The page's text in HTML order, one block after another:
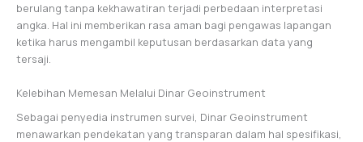
berulang tanpa kekhawatiran terjadi perbedaan interpretasi
angka. Hal ini memberikan rasa aman bagi pengawas lapangan
ketika harus mengambil keputusan berdasarkan data yang
tersaji.
Kelebihan Memesan Melalui Dinar Geoinstrument
Sebagai penyedia instrumen survei, Dinar Geoinstrument
menawarkan pendekatan yang transparan dalam hal spesifikasi,